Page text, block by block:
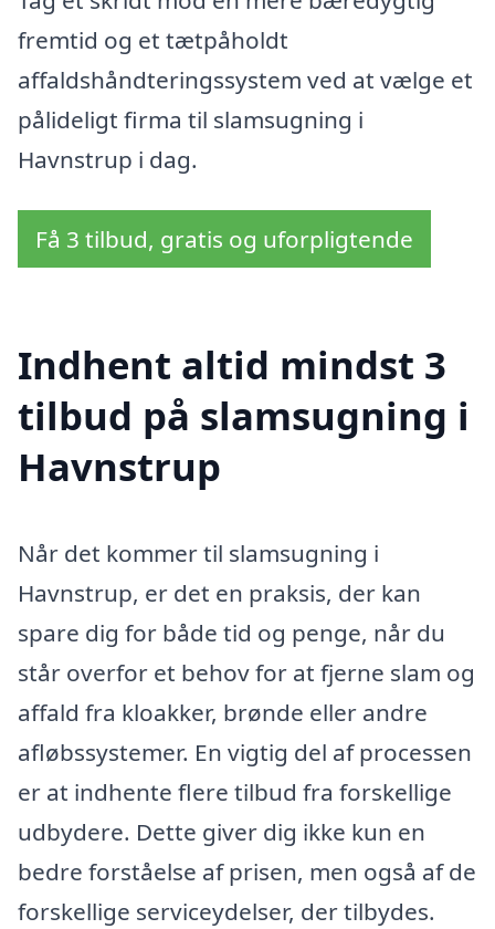
fremtid og et tætpåholdt
affaldshåndteringssystem ved at vælge et
pålideligt firma til slamsugning i
Havnstrup i dag.
Få 3 tilbud, gratis og uforpligtende
Indhent altid mindst 3
tilbud på slamsugning i
Havnstrup
Når det kommer til slamsugning i
Havnstrup, er det en praksis, der kan
spare dig for både tid og penge, når du
står overfor et behov for at fjerne slam og
affald fra kloakker, brønde eller andre
afløbssystemer. En vigtig del af processen
er at indhente flere tilbud fra forskellige
udbydere. Dette giver dig ikke kun en
bedre forståelse af prisen, men også af de
forskellige serviceydelser, der tilbydes.